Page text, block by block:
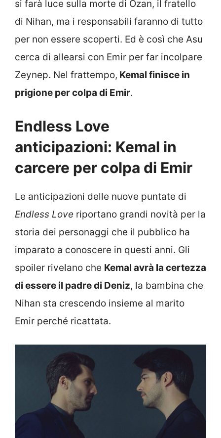
si farà luce sulla morte di Ozan, il fratello
di Nihan, ma i responsabili faranno di tutto
per non essere scoperti. Ed è così che Asu
cerca di allearsi con Emir per far incolpare
Zeynep. Nel frattempo, Kemal finisce in
prigione per colpa di Emir.
Endless Love
anticipazioni: Kemal in
carcere per colpa di Emir
Le anticipazioni delle nuove puntate di
Endless Love riportano grandi novità per la
storia dei personaggi che il pubblico ha
imparato a conoscere in questi anni. Gli
spoiler rivelano che Kemal avrà la certezza
di essere il padre di Deniz, la bambina che
Nihan sta crescendo insieme al marito
Emir perché ricattata.